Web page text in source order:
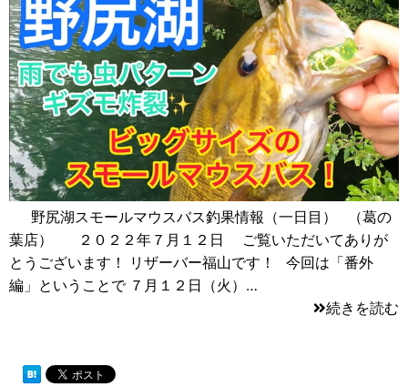
野尻湖スモールマウスバス釣果情報（一日目） （葛の
葉店） ２０２２年７月１２日 ご覧いただいてありが
とうございます！ リザーバー福山です！ 今回は「番外
編」ということで ７月１２日（火）…
続きを読む